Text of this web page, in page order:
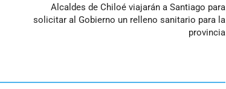
Alcaldes de Chiloé viajarán a Santiago para
solicitar al Gobierno un relleno sanitario para la
provincia